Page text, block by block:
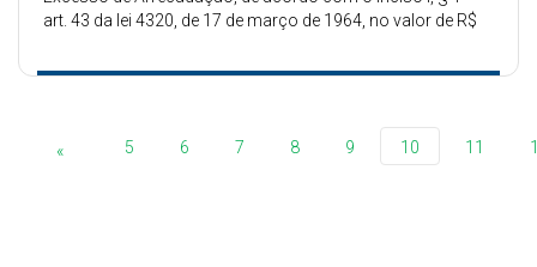
art. 43 da lei 4320, de 17 de março de 1964, no valor de R$
« 5 6 7 8 9 10 11